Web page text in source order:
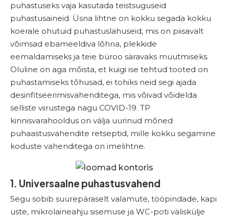
puhastuseks vaja kasutada teistsuguseid
puhastusaineid. Üsna lihtne on kokku segada kokku
koerale ohutuid puhastuslahuseid, mis on piisavalt
võimsad ebameeldiva lõhna, plekkide
eemaldamiseks ja teie büroo säravaks muutmiseks.
Oluline on aga mõista, et kuigi ise tehtud tooted on
puhastamiseks tõhusad, ei tohiks neid segi ajada
desinfitseerimisvahenditega, mis võivad võidelda
selliste viirustega nagu COVID-19. TP
kinnisvarahooldus on välja uurinud mõned
puhaastusvahendite retseptid, mille kokku segamine
koduste vahenditega on imelihtne.
1. Universaalne puhastusvahend
Segu sobib suurepäraselt valamute, tööpindade, kapi
uste, mikrolaineahju sisemuse ja WC-poti väliskülje